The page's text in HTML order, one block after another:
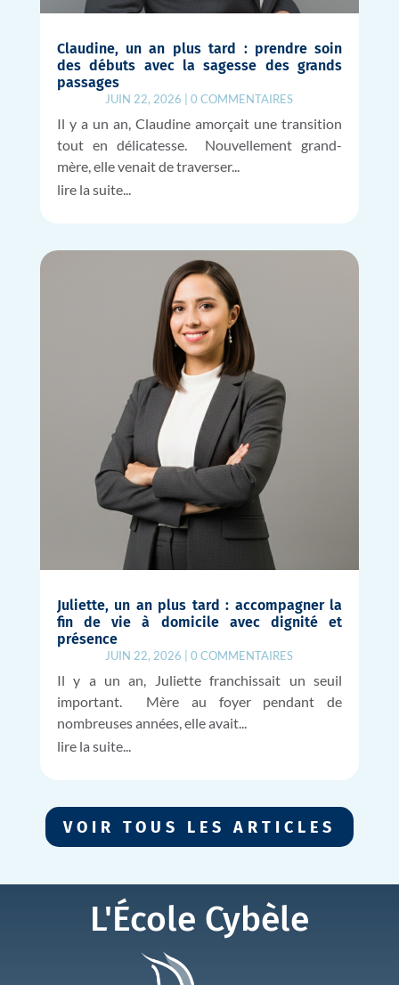
Claudine, un an plus tard : prendre soin
des débuts avec la sagesse des grands
passages
JUIN 22, 2026 |0 COMMENTAIRES
Il y a un an, Claudine amorçait une transition
tout en délicatesse. Nouvellement grand-
mère, elle venait de traverser...
lire la suite...
Juliette, un an plus tard : accompagner la
fin de vie à domicile avec dignité et
présence
JUIN 22, 2026 |0 COMMENTAIRES
Il y a un an, Juliette franchissait un seuil
important. Mère au foyer pendant de
nombreuses années, elle avait...
lire la suite...
VOIR TOUS LES ARTICLES
L'École Cybèle